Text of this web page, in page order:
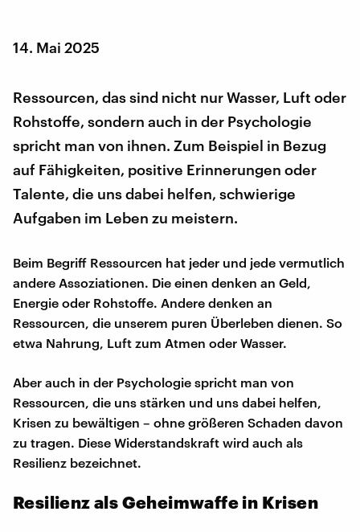
14. Mai 2025
Ressourcen, das sind nicht nur Wasser, Luft oder
Rohstoffe, sondern auch in der Psychologie
spricht man von ihnen. Zum Beispiel in Bezug
auf Fähigkeiten, positive Erinnerungen oder
Talente, die uns dabei helfen, schwierige
Aufgaben im Leben zu meistern.
Beim Begriff Ressourcen hat jeder und jede vermutlich
andere Assoziationen. Die einen denken an Geld,
Energie oder Rohstoffe. Andere denken an
Ressourcen, die unserem puren Überleben dienen. So
etwa Nahrung, Luft zum Atmen oder Wasser.
Aber auch in der Psychologie spricht man von
Ressourcen, die uns stärken und uns dabei helfen,
Krisen zu bewältigen – ohne größeren Schaden davon
zu tragen. Diese Widerstandskraft wird auch als
Resilienz bezeichnet.
Resilienz als Geheimwaffe in Krisen